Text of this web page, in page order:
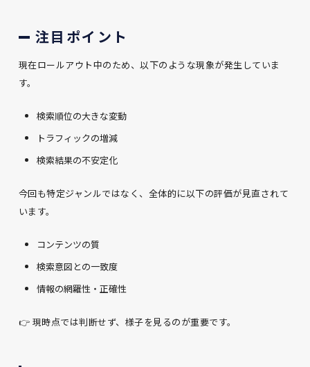
注目ポイント
現在ロールアウト中のため、以下のような現象が発生していま
す。
検索順位の大きな変動
トラフィックの増減
検索結果の不安定化
今回も特定ジャンルではなく、全体的に以下の評価が見直されて
います。
コンテンツの質
検索意図との一致度
情報の網羅性・正確性
👉 現時点では判断せず、様子を見るのが重要です。